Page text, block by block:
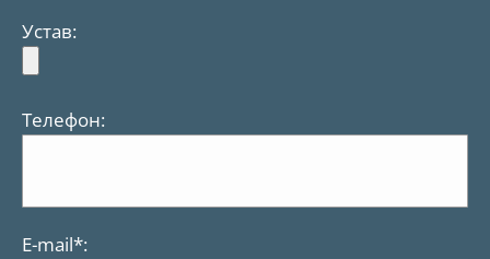
Устав:
Телефон:
Е-mail*: